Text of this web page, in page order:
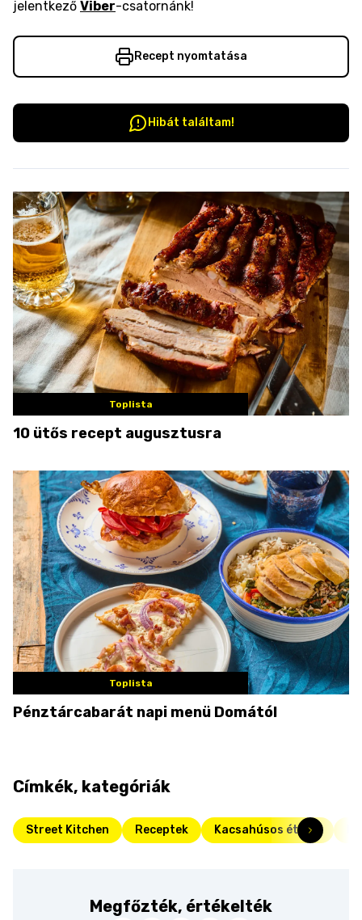
jelentkező Viber-csatornánk!
Recept nyomtatása
Hibát találtam!
Toplista
10 ütős recept augusztusra
Toplista
Pénztárcabarát napi menü Domától
Címkék, kategóriák
Street Kitchen Receptek Kacsahúsos ételek
Megfőzték, értékelték